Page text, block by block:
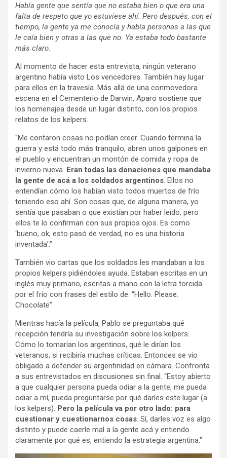
Había gente que sentía que no estaba bien o que era una
falta de respeto que yo estuviese ahí. Pero después, con el
tiempo, la gente ya me conocía y había personas a las que
le caía bien y otras a las que no. Ya estaba todo bastante
más claro.
Al momento de hacer esta entrevista, ningún veterano
argentino había visto Los vencedores. También hay lugar
para ellos en la travesía. Más allá de una conmovedora
escena en el Cementerio de Darwin, Aparo sostiene que
los homenajea desde un lugar distinto, con los propios
relatos de los kelpers.
“Me contaron cosas no podían creer. Cuando termina la
guerra y está todo más tranquilo, abren unos galpones en
el pueblo y encuentran un montón de comida y ropa de
invierno nueva. Eran todas las donaciones que mandaba
la gente de acá a los soldados argentinos. Ellos no
entendían cómo los habían visto todos muertos de frío
teniendo eso ahí. Son cosas que, de alguna manera, yo
sentía que pasaban o que existían por haber leído, pero
ellos te lo confirman con sus propios ojos. Es como
‘bueno, ok, esto pasó de verdad, no es una historia
inventada’.”
También vio cartas que los soldados les mandaban a los
propios kelpers pidiéndoles ayuda. Estaban escritas en un
inglés muy primario, escritas a mano con la letra torcida
por el frío con frases del estilo de: “Hello. Please.
Chocolate”.
Mientras hacía la película, Pablo se preguntaba qué
recepción tendría su investigación sobre los kelpers.
Cómo lo tomarían los argentinos, qué le dirían los
veteranos, si recibiría muchas críticas. Entonces se vio
obligado a defender su argentinidad en cámara. Confronta
a sus entrevistados en discusiones sin final. “Estoy abierto
a que cualquier persona pueda odiar a la gente, me pueda
odiar a mí, pueda preguntarse por qué darles este lugar (a
los kelpers). Pero la película va por otro lado: para
cuestionar y cuestionarnos cosas. Sí, darles voz es algo
distinto y puede caerle mal a la gente acá y entiendo
claramente por qué es, entiendo la estrategia argentina.”